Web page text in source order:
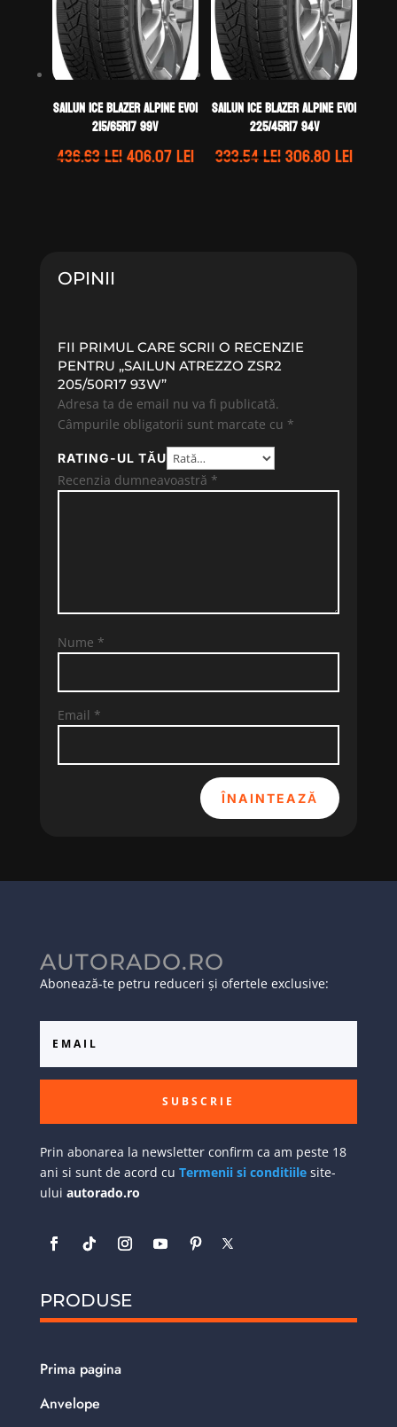
Sailun ICE BLAZER ALPINE EVO1
215/65R17 99V
436.63leiPrețul
406.07leiPrețul
Sailun ICE BLAZER ALPINE EVO1
225/45R17 94V
333.54leiPrețul
306.80leiPrețul
OPINII
FII PRIMUL CARE SCRII O RECENZIE
PENTRU „SAILUN ATREZZO ZSR2
205/50R17 93W”
Adresa ta de email nu va fi publicată.
Câmpurile obligatorii sunt marcate cu *
RATING-UL TĂU
Recenzia dumneavoastră *
Nume *
Email *
ÎNAINTEAZĂ
AUTORADO.RO
Abonează-te petru reduceri și ofertele exclusive:
SUBSCRIE
Prin abonarea la newsletter confirm ca am peste 18
ani si sunt de acord cu Termenii si conditiilesite-
ului autorado.ro
PRODUSE
Prima pagina
Anvelope